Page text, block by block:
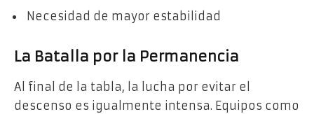
Necesidad de mayor estabilidad
La Batalla por la Permanencia
Al final de la tabla, la lucha por evitar el
descenso es igualmente intensa. Equipos como